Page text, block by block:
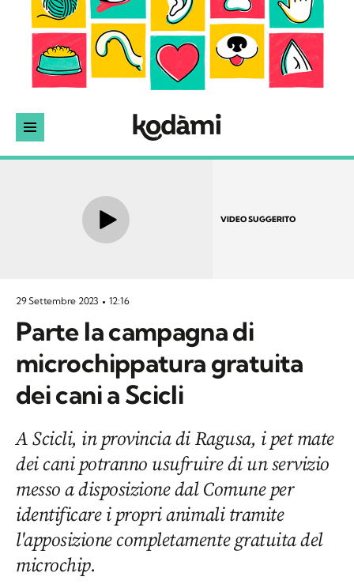
VIDEO SUGGERITO
29 Settembre 2023 12:16
Parte la campagna di
microchippatura gratuita
dei cani a Scicli
A Scicli, in provincia di Ragusa, i pet mate
dei cani potranno usufruire di un servizio
messo a disposizione dal Comune per
identificare i propri animali tramite
l'apposizione completamente gratuita del
microchip.